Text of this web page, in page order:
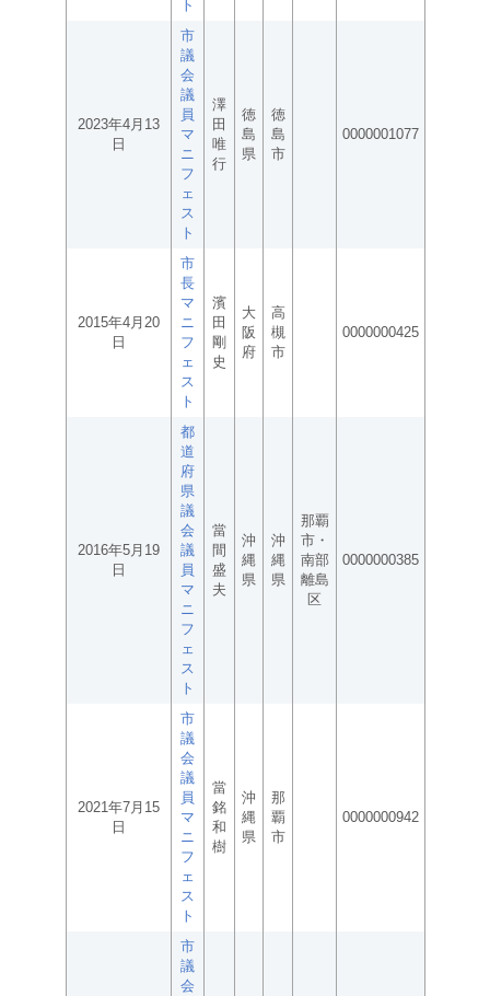
ト
2023年4月13
日
市
議
会
議
員
マ
ニ
フ
ェ
ス
ト
澤
田
唯
行
徳
島
県
徳
島
市
0000001077
2015年4月20
日
市
長
マ
ニ
フ
ェ
ス
ト
濱
田
剛
史
大
阪
府
高
槻
市
0000000425
2016年5月19
日
都
道
府
県
議
会
議
員
マ
ニ
フ
ェ
ス
ト
當
間
盛
夫
沖
縄
県
沖
縄
県
那覇
市・
南部
離島
区
0000000385
2021年7月15
日
市
議
会
議
員
マ
ニ
フ
ェ
ス
ト
當
銘
和
樹
沖
縄
県
那
覇
市
0000000942
市
議
会